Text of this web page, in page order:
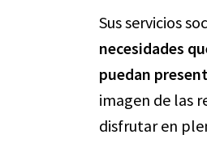
Sus servicios
necesidades
puedan
imagen de las
disfrutar en